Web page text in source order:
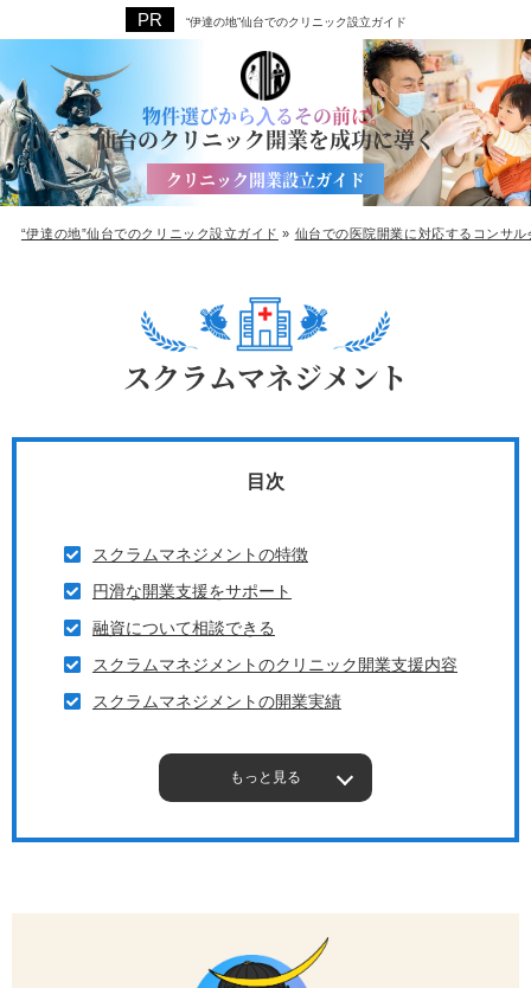
“伊達の地”仙台でのクリニック設立ガイド
物件選びから⼊るその前に。
仙台のクリニック開業を成功に導く
クリニック開業設立ガイド
“伊達の地”仙台でのクリニック設立ガイド » 仙台での医院開業に対応するコンサル
スクラムマネジメント
スクラムマネジメントの特徴
円滑な開業支援をサポート
融資について相談できる
スクラムマネジメントのクリニック開業支援内容
スクラムマネジメントの開業実績
もっと見る